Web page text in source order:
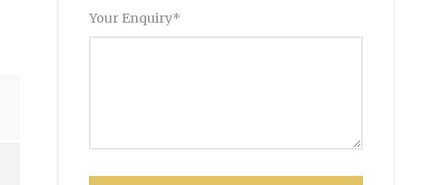
Your Enquiry*